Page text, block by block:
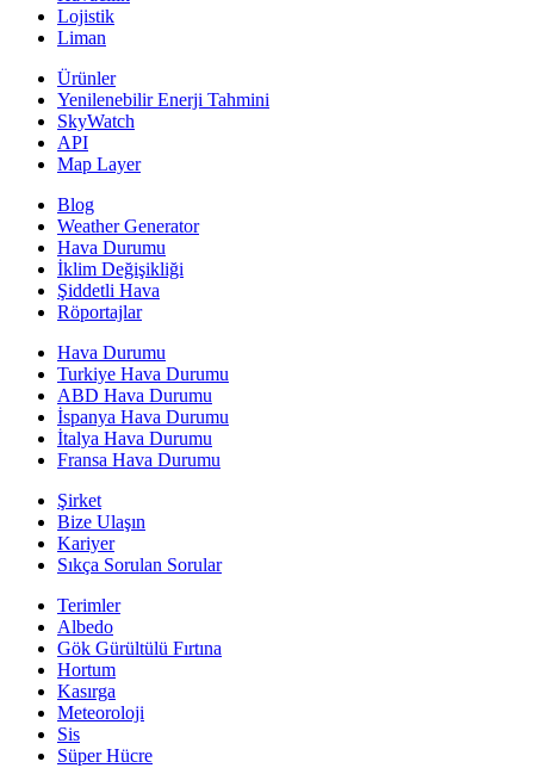
Lojistik
Liman
Ürünler
Yenilenebilir Enerji Tahmini
SkyWatch
API
Map Layer
Blog
Weather Generator
Hava Durumu
İklim Değişikliği
Şiddetli Hava
Röportajlar
Hava Durumu
Turkiye Hava Durumu
ABD Hava Durumu
İspanya Hava Durumu
İtalya Hava Durumu
Fransa Hava Durumu
Şirket
Bize Ulaşın
Kariyer
Sıkça Sorulan Sorular
Terimler
Albedo
Gök Gürültülü Fırtına
Hortum
Kasırga
Meteoroloji
Sis
Süper Hücre